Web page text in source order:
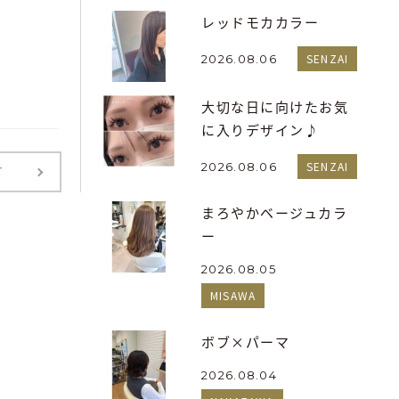
レッドモカカラー
2026.08.06 SENZAI
大切な日に向けたお気
に入りデザイン♪
2026.08.06 SENZAI
まろやかベージュカラ
ー
2026.08.05
MISAWA
ボブ×パーマ
2026.08.04